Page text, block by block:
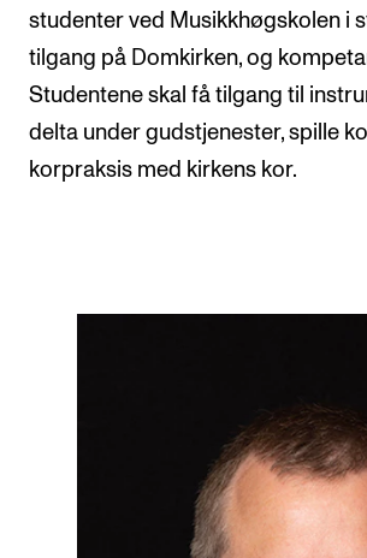
studenter ved Musikkhøgskolen i
tilgang på Domkirken, og
Studentene skal få tilgang til
delta under gudstjenester, spille
korpraksis med kirkens kor.